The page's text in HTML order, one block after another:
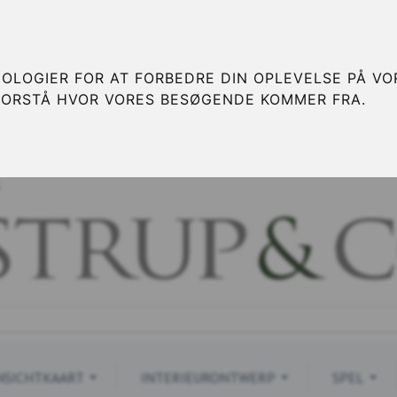
FOR AT FORBEDRE DIN OPLEVELSE PÅ
HVOR VORES BESØGENDE KOMMER FRA.
INTERIEURONTWERP SPEL